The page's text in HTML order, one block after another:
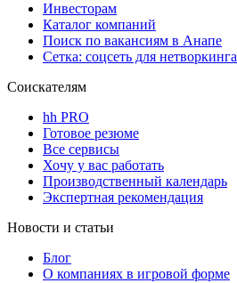
Инвесторам
Каталог компаний
Поиск по вакансиям в Анапе
Сетка: соцсеть для нетворкинга
Соискателям
hh PRO
Готовое резюме
Все сервисы
Хочу у вас работать
Производственный календарь
Экспертная рекомендация
Новости и статьи
Блог
О компаниях в игровой форме